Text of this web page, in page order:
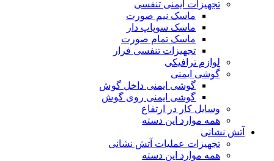
تجهیزات ایمنی تنفسی
ماسک نیم صورت
ماسک سوپاپ دار
ماسک تمام صورت
تجهیزات تنفسی فرار
لوازم ترافیکی
گوشی ایمنی
گوشی ایمنی داخل گوش
گوشی ایمنی روی گوش
وسایل کار در ارتفاع
همه موارد این دسته
آتش نشانی
تجهیزات عملیات آتش نشانی
همه موارد این دسته